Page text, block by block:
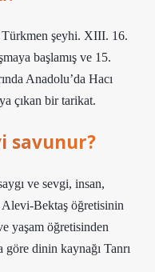
Türkmen şeyhi. XIII. 16.
başlamış ve 15.
Anadolu’da Hacı
çıkan bir tarikat.
savunur?
ve sevgi, insan,
Alevi-Bektaş öğretisinin
yaşam öğretisinden
göre dinin kaynağı Tanrı